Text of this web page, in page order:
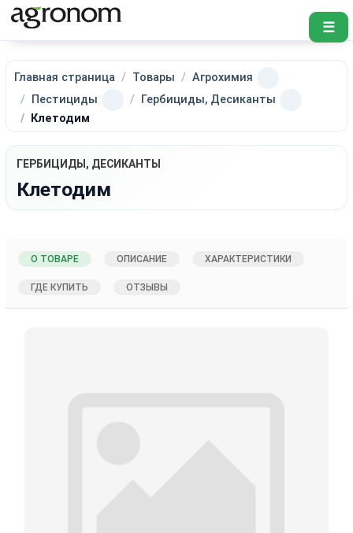
☰
Главная страница Товары
Агрохимия
Пестициды
Гербициды, Десиканты
Клетодим
ГЕРБИЦИДЫ, ДЕСИКАНТЫ
Клетодим
О ТОВАРЕ ОПИСАНИЕ ХАРАКТЕРИСТИКИ
ГДЕ КУПИТЬ ОТЗЫВЫ